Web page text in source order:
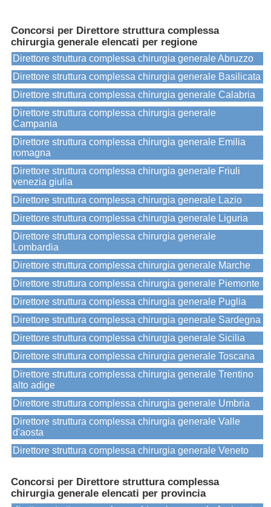
Concorsi per Direttore struttura complessa
chirurgia generale elencati per regione
Direttore struttura complessa chirurgia generale Abruzzo
Direttore struttura complessa chirurgia generale Basilicata
Direttore struttura complessa chirurgia generale Calabria
Direttore struttura complessa chirurgia generale
Campania
Direttore struttura complessa chirurgia generale Emilia
romagna
Direttore struttura complessa chirurgia generale Friuli
venezia giulia
Direttore struttura complessa chirurgia generale Lazio
Direttore struttura complessa chirurgia generale Liguria
Direttore struttura complessa chirurgia generale
Lombardia
Direttore struttura complessa chirurgia generale Marche
Direttore struttura complessa chirurgia generale Piemonte
Direttore struttura complessa chirurgia generale Puglia
Direttore struttura complessa chirurgia generale Sardegna
Direttore struttura complessa chirurgia generale Sicilia
Direttore struttura complessa chirurgia generale Toscana
Direttore struttura complessa chirurgia generale Trentino
alto adige
Direttore struttura complessa chirurgia generale Umbria
Direttore struttura complessa chirurgia generale Valle
d'aosta
Direttore struttura complessa chirurgia generale Veneto
Concorsi per Direttore struttura complessa
chirurgia generale elencati per provincia